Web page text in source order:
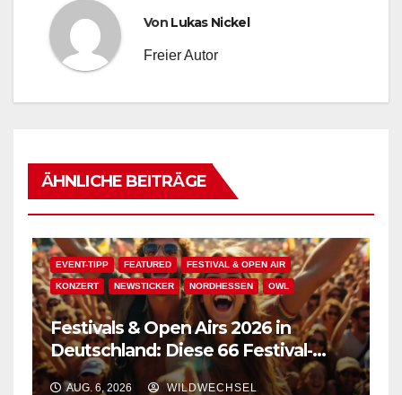
Von Lukas Nickel
Freier Autor
ÄHNLICHE BEITRÄGE
EVENT-TIPP FEATURED FESTIVAL & OPEN AIR
KONZERT NEWSTICKER NORDHESSEN OWL
Festivals & Open Airs 2026 in
Deutschland: Diese 66 Festival-
Events warten auf Dich!
AUG. 6, 2026 WILDWECHSEL